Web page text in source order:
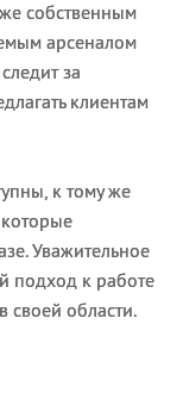
собственным
арсеналом
за
клиентам
к тому же
Уважительное
подход к работе
области.